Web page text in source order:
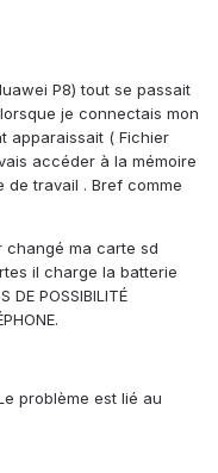
P8) tout se passait
je connectais mon
apparaissait ( Fichier
accéder à la mémoire
de travail . Bref comme
changé ma carte sd
il charge la batterie
DE POSSIBILITÉ
problème est lié au